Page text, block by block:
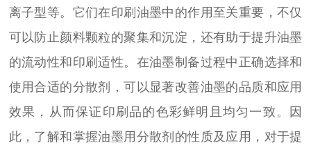
离子型等。它们在印刷油墨中的作用至关重要，不仅
可以防止颜料颗粒的聚集和沉淀，还有助于提升油墨
的流动性和印刷适性。在油墨制备过程中正确选择和
使用合适的分散剂，可以显著改善油墨的品质和应用
效果，从而保证印刷品的色彩鲜明且均匀一致。因
此，了解和掌握油墨用分散剂的性质及应用，对于提